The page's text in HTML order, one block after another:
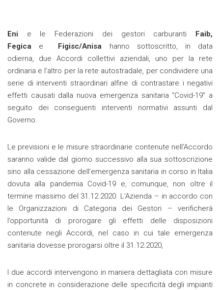
Eni e le Federazioni dei gestori carburanti Faib,
Fegica e Figisc/Anisa hanno sottoscritto, in data
odierna, due Accordi collettivi aziendali, uno per la rete
ordinaria e l’altro per la rete autostradale, per condividere una
serie di interventi straordinari alfine di contrastare i negativi
effetti causati dalla nuova emergenza sanitaria “Covid-19” a
seguito dei conseguenti interventi normativi assunti dal
Governo.
Le previsioni e le misure straordinarie contenute nell’Accordo
saranno valide dal giorno successivo alla sua sottoscrizione
sino alla cessazione dell’emergenza sanitaria in corso in Italia
dovuta alla pandemia Covid-19 e, comunque, non oltre il
termine massimo del 31.12.2020. L’Azienda – in accordo con
le Organizzazioni di Categoria dei Gestori – verificherà
l’opportunità di prorogare gli effetti delle disposizioni
contenute negli Accordi, nel caso in cui tale emergenza
sanitaria dovesse prorogarsi oltre il 31.12.2020,
I due accordi intervengono in maniera dettagliata con misure
in concrete in considerazione delle specificità degli impianti